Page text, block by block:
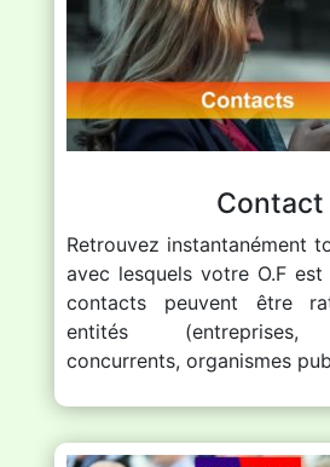
Contact
Retrouvez instantanément
avec lesquels votre O.F
contacts peuvent être
entités (entreprises,
concurrents, organismes